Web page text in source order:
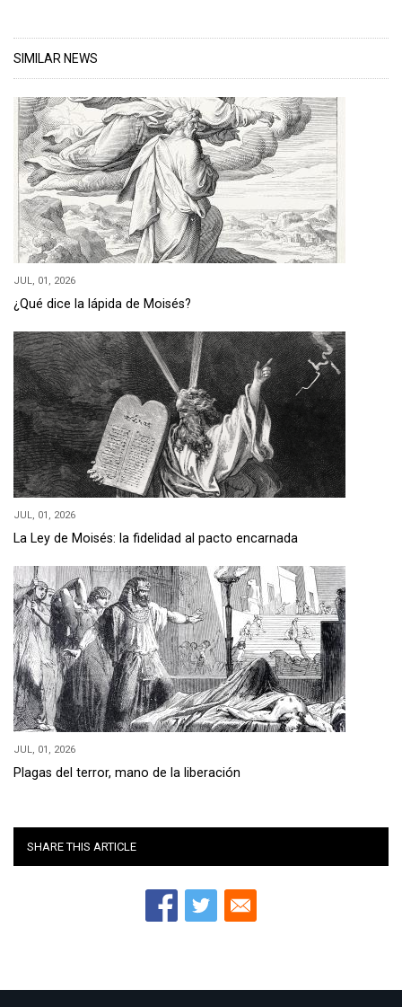
SIMILAR NEWS
JUL, 01, 2026
¿Qué dice la lápida de Moisés?
JUL, 01, 2026
La Ley de Moisés: la fidelidad al pacto encarnada
JUL, 01, 2026
Plagas del terror, mano de la liberación
SHARE THIS ARTICLE